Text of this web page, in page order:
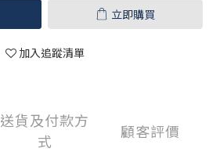
立即購買
加入追蹤清單
送貨及付款方
式
顧客評價